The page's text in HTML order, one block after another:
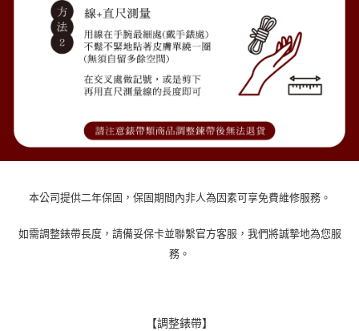
本公司提供二年保固，保固期間內非人為因素可享免費維修服務。
如需調整錶帶長度，請備妥保卡並聯繫官方客服，我們將誠摯地為您服
務。
【調整錶帶】